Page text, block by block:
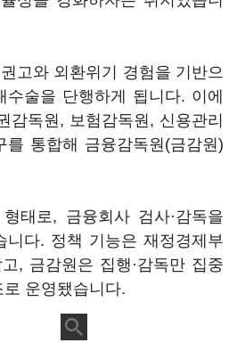
고와 외환위기 경험을 기반으
술을 단행하게 됩니다. 이에
감독원, 보험감독원, 신용관리
통합해 금융감독원(금감원)
태로, 금융회사 검사·감독을
니다. 정책 기능은 재정경제부
, 금감원은 집행·감독만 집중
운영됐습니다.